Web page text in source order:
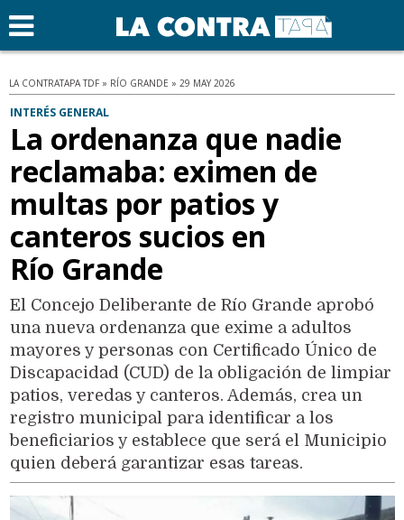
LA CONTRATAPA TDF » RÍO GRANDE » 29 MAY 2026
INTERÉS GENERAL
La ordenanza que nadie
reclamaba: eximen de
multas por patios y
canteros sucios en
Río Grande
El Concejo Deliberante de Río Grande aprobó
una nueva ordenanza que exime a adultos
mayores y personas con Certificado Único de
Discapacidad (CUD) de la obligación de limpiar
patios, veredas y canteros. Además, crea un
registro municipal para identificar a los
beneficiarios y establece que será el Municipio
quien deberá garantizar esas tareas.